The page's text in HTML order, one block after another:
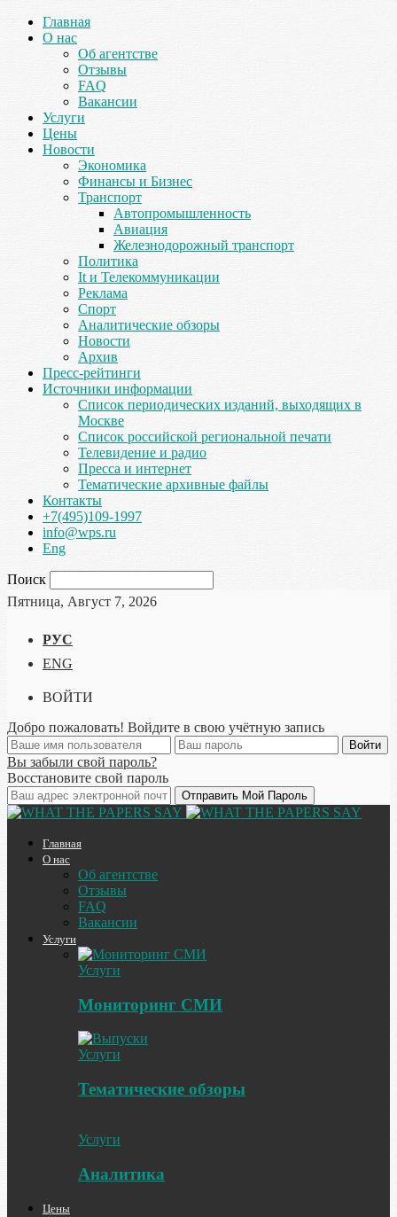
Главная
О нас
Об агентстве
Отзывы
FAQ
Вакансии
Услуги
Цены
Новости
Экономика
Финансы и Бизнес
Транспорт
Автопромышленность
Авиация
Железнодорожный транспорт
Политика
It и Телекоммуникации
Реклама
Спорт
Аналитические обзоры
Новости
Архив
Пресс-рейтинги
Источники информации
Список периодических изданий, выходящих в
Москве
Список российской региональной печати
Телевидение и радио
Пресса и интернет
Тематические архивные файлы
Контакты
+7(495)109-1997
info@wps.ru
Eng
Поиск
Пятница, Август 7, 2026
РУС
ENG
ВОЙТИ
Добро пожаловать! Войдите в свою учётную запись
Вы забыли свой пароль?
Восстановите свой пароль
Главная
О нас
Об агентстве
Отзывы
FAQ
Вакансии
Услуги
Услуги
Мониторинг СМИ
Услуги
Тематические обзоры
Услуги
Аналитика
Цены